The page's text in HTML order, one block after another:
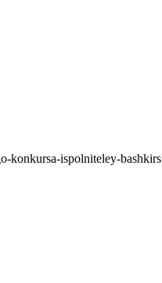
konkursa-ispolniteley-